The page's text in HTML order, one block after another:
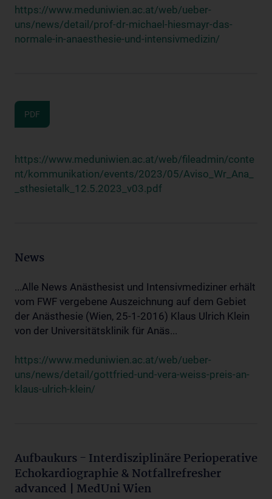
https://www.meduniwien.ac.at/web/ueber-
uns/news/detail/prof-dr-michael-hiesmayr-das-
normale-in-anaesthesie-und-intensivmedizin/
PDF
https://www.meduniwien.ac.at/web/fileadmin/conte
nt/kommunikation/events/2023/05/Aviso_Wr_Ana_
_sthesietalk_12.5.2023_v03.pdf
News
...Alle News Anästhesist und Intensivmediziner erhält
vom FWF vergebene Auszeichnung auf dem Gebiet
der Anästhesie (Wien, 25-1-2016) Klaus Ulrich Klein
von der Universitätsklinik für Anäs...
https://www.meduniwien.ac.at/web/ueber-
uns/news/detail/gottfried-und-vera-weiss-preis-an-
klaus-ulrich-klein/
Aufbaukurs - Interdisziplinäre Perioperative
Echokardiographie & Notfallrefresher
advanced | MedUni Wien